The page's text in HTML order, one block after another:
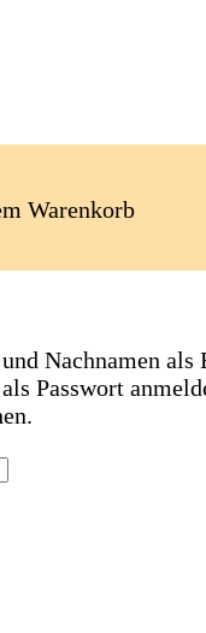
Warenkorb
Nachnamen als
Passwort